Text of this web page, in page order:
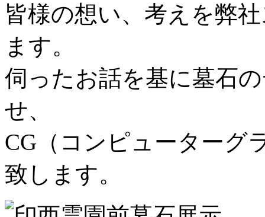
皆様の想い、考えを弊
ます。
伺ったお話を基に墓石
せ、
CG（コンピューターグ
致します。